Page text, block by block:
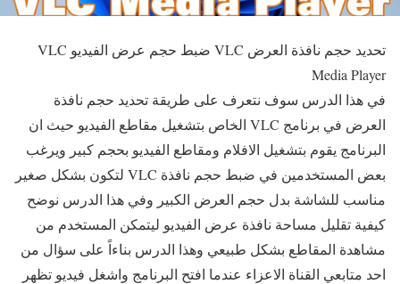
تحديد حجم نافذة العرض VLC ضبط حجم عرض الفيديو VLC
Media Player
في هذا الدرس سوف نتعرف على طريقة تحديد حجم نافذة
العرض في برنامج VLC الخاص بتشغيل مقاطع الفيديو حيث ان
البرنامج يقوم بتشغيل الافلام ومقاطع الفيديو بحجم كبير ويرغب
بعض المستخدمين في ضبط حجم نافذة VLC لتكون بشكل صغير
مناسب للشاشة بدل حجم العرض الكبير وفي هذا الدرس نوضح
كيفية تقليل مساحة نافذة عرض الفيديو ليتمكن المستخدم من
مشاهدة المقاطع بشكل طبيعي وهذا الدرس بناءاً على سؤال من
احد متابعي القناة الاعزاء عندما افتح البرنامج واشغل فيديو تظهر